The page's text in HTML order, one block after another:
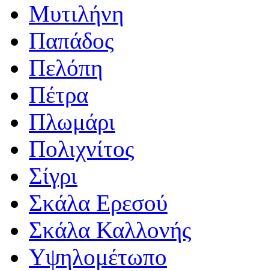
Μυτιλήνη
Παπάδος
Πελόπη
Πέτρα
Πλωμάρι
Πολιχνίτος
Σίγρι
Σκάλα Ερεσού
Σκάλα Καλλονής
Υψηλομέτωπο